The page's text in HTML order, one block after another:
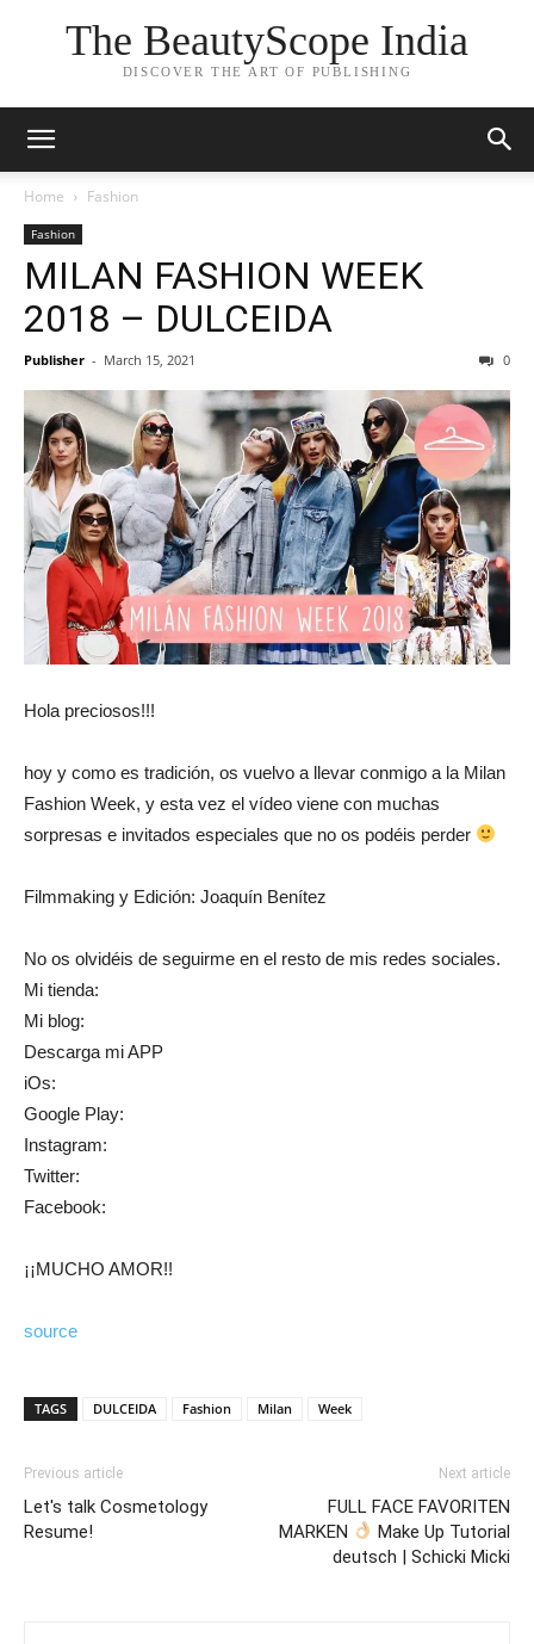
The BeautyScope India
DISCOVER THE ART OF PUBLISHING
Home Fashion
Fashion
MILAN FASHION WEEK
2018 – DULCEIDA
Publisher - March 15, 2021 0
Hola preciosos!!!
hoy y como es tradición, os vuelvo a llevar conmigo a la Milan
Fashion Week, y esta vez el vídeo viene con muchas
sorpresas e invitados especiales que no os podéis perder
Filmmaking y Edición: Joaquín Benítez
No os olvidéis de seguirme en el resto de mis redes sociales.
Mi tienda:
Mi blog:
Descarga mi APP
iOs:
Google Play:
Instagram:
Twitter:
Facebook:
¡¡MUCHO AMOR!!
source
TAGS DULCEIDA Fashion Milan Week
Previous article
Let's talk Cosmetology
Resume!
Next article
FULL FACE FAVORITEN
MARKEN
Make Up Tutorial
deutsch | Schicki Micki